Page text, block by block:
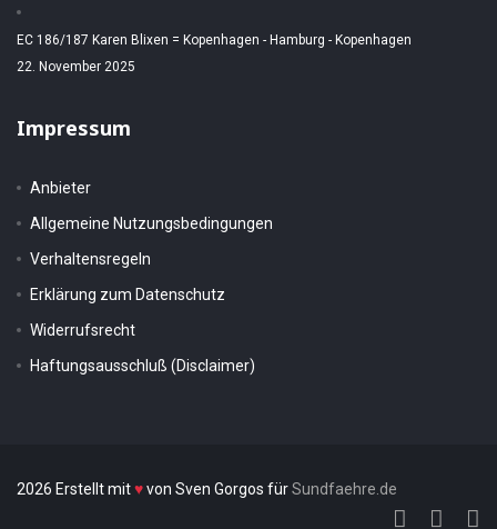
EC 186/187 Karen Blixen = Kopenhagen - Hamburg - Kopenhagen
22. November 2025
Impressum
Anbieter
Allgemeine Nutzungsbedingungen
Verhaltensregeln
Erklärung zum Datenschutz
Widerrufsrecht
Haftungsausschluß (Disclaimer)
2026 Erstellt mit♥von Sven Gorgos fürSundfaehre.de